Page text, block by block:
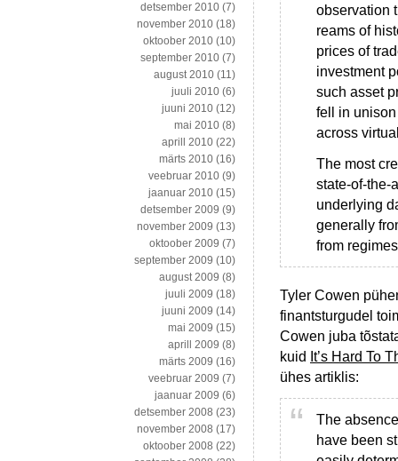
observation
reams of
prices of
investment
such asset
fell in
across
The most
state-of-the-
underlying
generally
from
Tyler Cowen
finantsturgudel
Cowen juba
kuid It’s Hard To
ühes artiklis:
The
have been
detsember 2010 (7)
november 2010 (18)
oktoober 2010 (10)
september 2010 (7)
august 2010 (11)
juuli 2010 (6)
juuni 2010 (12)
mai 2010 (8)
aprill 2010 (22)
märts 2010 (16)
veebruar 2010 (9)
jaanuar 2010 (15)
detsember 2009 (9)
november 2009 (13)
oktoober 2009 (7)
september 2009 (10)
august 2009 (8)
juuli 2009 (18)
juuni 2009 (14)
mai 2009 (15)
aprill 2009 (8)
märts 2009 (16)
veebruar 2009 (7)
jaanuar 2009 (6)
detsember 2008 (23)
november 2008 (17)
oktoober 2008 (22)